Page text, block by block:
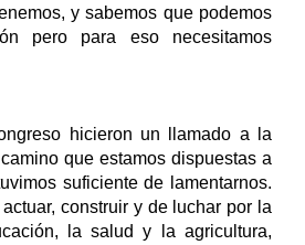
y sabemos que podemos
pero para eso necesitamos
hicieron un llamado a la
que estamos dispuestas a
suficiente de lamentarnos.
construir y de luchar por la
la salud y la agricultura,